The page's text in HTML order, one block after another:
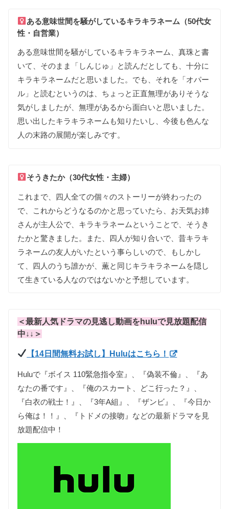
ある意味世間を騒がしているキラキラネーム（50代女
性・自営業）
ある意味世間を騒がしているキラキラネーム 、真珠と書
いて
そのまま 「 しんじ ゅ 」 と読んだとしても 、十分に
キラキラネームだと 思いました 。 でも それを 「オパー
ル 」 と読むというのは ちょっと 正直無理がありそうな
気がしましたが 、無理があるから面白いと 思いました 。
思い出したキラキラネームも知りたいし 、今後も色んな
人の末路の展開が楽しみです。
そう きたか（30代女性・主婦）
これまで 四人全ての個々のストーリーが終わったの
で
これから どう なるのかと 思っていたら お天気お姉
さんが主人公で キラキラネームという ことで そう き
たかと驚きました 。 また 四人が知り合いで 、昔キラキ
ラネームの友人がいたという事らしいので
もしかし
て
四人のうち誰かが 、薫と同じキラキラネームを隠し
て生きている 人なのではないかと予想しています。
＜最新人気ドラマの見逃し動画をhuluで見放題配信
中↓↓＞
【14日間無料お試し】Huluはこちら！
Huluで『ボイス 110緊急指令室』、『偽装不倫』、『あ
なたの番です』、『俺のスカート、どこ行った？』、
『白衣の戦士！』、『3年A組』、『ザンビ』、『今日か
ら俺は！！』、『トドメの接吻』などの最新ドラマを見
放題配信中！